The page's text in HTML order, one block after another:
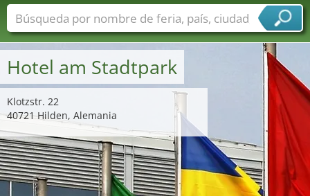
Hotel am Stadtpark
Klotzstr. 22
40721 Hilden, Alemania
Nombres de ferias Países
Ciudades
Sectores de ferias
Sectores de proveedor de servicios